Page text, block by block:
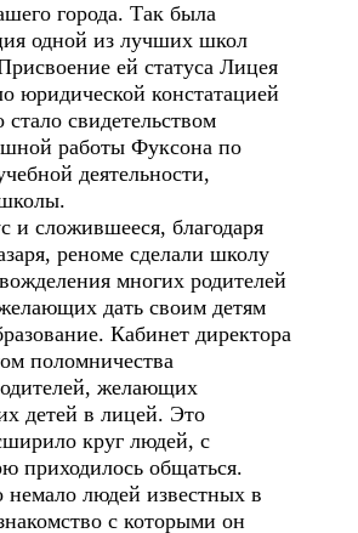
города. Так была
одной из лучших школ
ей статуса Лицея
юридической констатацией
стало свидетельством
работы Фуксона по
деятельности,
сложившееся, благодаря
реноме сделали школу
многих родителей
дать своим детям
Кабинет директора
поломничества
желающих
детей в лицей. Это
круг людей, с
приходилось общаться.
людей известных в
с которыми он